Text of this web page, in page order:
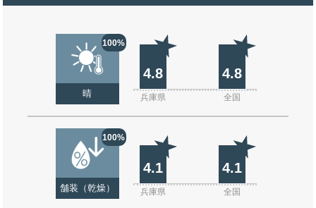
100%
晴
4.8 4.8
兵庫県 全国
100%
舗装（乾燥）
4.1 4.1
兵庫県 全国